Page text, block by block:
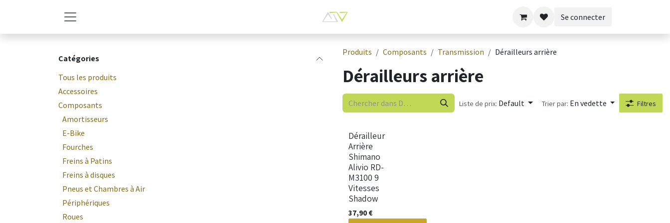
Se connecter
Catégories
Tous les produits
Accessoires
Composants
Amortisseurs
E-Bike
Fourches
Freins à Patins
Freins à disques
Pneus et Chambres à Air
Périphériques
Roues
Produits Composants Transmission Dérailleurs arrière
Dérailleurs arrière
Liste de prix: Default Trier par: En vedette Filtres
Nouveau !
Dérailleur
Arrière
Shimano
Alivio RD-
M3100 9
Vitesses
Shadow
37,90 €